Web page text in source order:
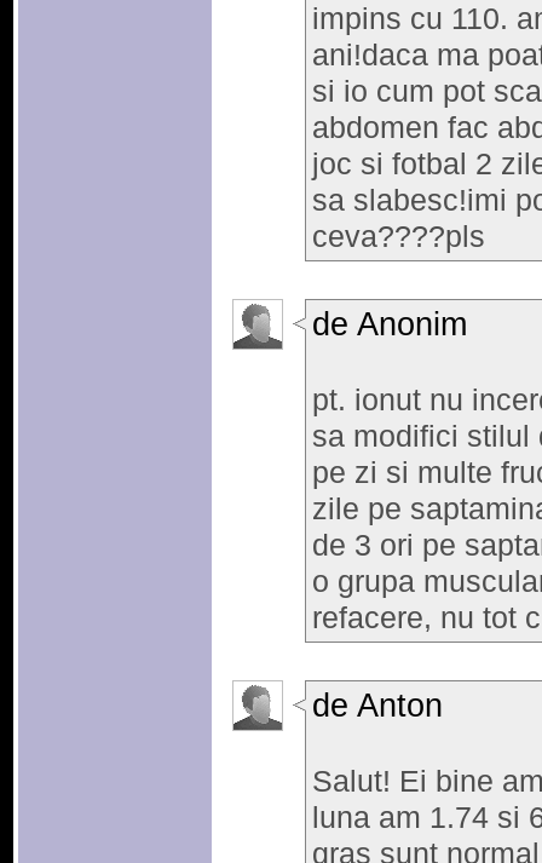
impins cu 110.
ani!daca ma
si io cum pot
abdomen fac
joc si fotbal 2
sa slabesc!imi
ceva????pls
de Anonim
pt. ionut nu
sa modifici stilul
pe zi si multe
zile pe
de 3 ori pe
o grupa
refacere, nu tot
de Anton
Salut! Ei bine
luna am 1.74 si
gras sunt